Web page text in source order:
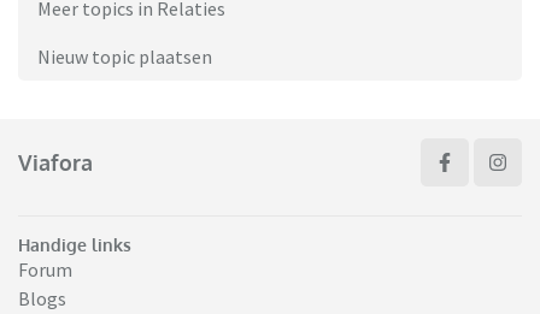
Meer topics in Relaties
Nieuw topic plaatsen
Viafora
Handige links
Forum
Blogs